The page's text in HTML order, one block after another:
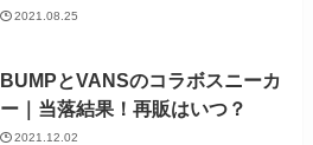
2021.08.25
BUMPとVANSのコラボスニーカ
ー｜当落結果！再販はいつ？
2021.12.02